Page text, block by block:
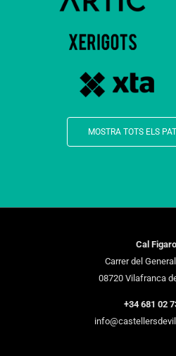
MOSTRA TOTS ELS
Cal
Carrer del
08720 Vilafranca
+34 681 02